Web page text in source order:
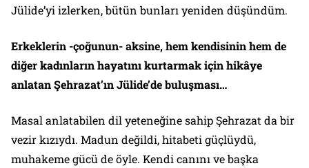
Jülide’yi izlerken, bütün bunları yeniden düşündüm.
Erkeklerin -çoğunun- aksine, hem kendisinin hem de
diğer kadınların hayatını kurtarmak için hikâye
anlatan Şehrazat’ın Jülide’de buluşması…
Masal anlatabilen dil yeteneğine sahip Şehrazat da bir
vezir kızıydı. Madun değildi, hitabeti güçlüydü,
muhakeme gücü de öyle. Kendi canını ve başka